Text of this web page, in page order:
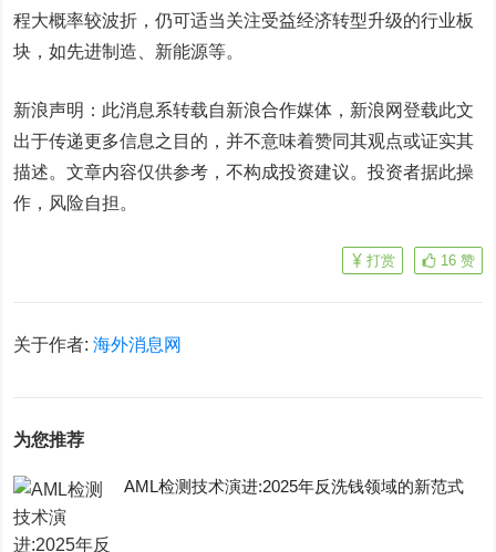
程大概率较波折，仍可适当关注受益经济转型升级的行业板
块，如先进制造、新能源等。
新浪声明：此消息系转载自新浪合作媒体，新浪网登载此文
出于传递更多信息之目的，并不意味着赞同其观点或证实其
描述。文章内容仅供参考，不构成投资建议。投资者据此操
作，风险自担。
16 赞
打赏
关于作者:海外消息网
为您推荐
AML检测技术演进:2025年反洗钱领域的新范式